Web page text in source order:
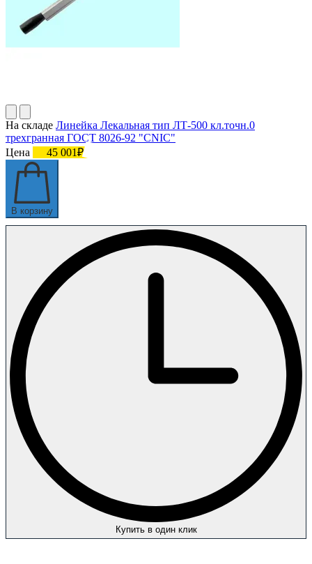
На складе Линейка Лекальная тип ЛТ-500 кл.точн.0
трехгранная ГОСТ 8026-92 "CNIC"
Цена
45 001₽
В корзину
Купить в один клик